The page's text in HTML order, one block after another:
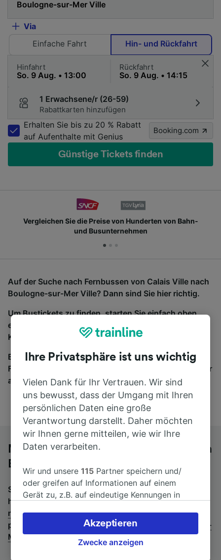
Via
Einfache Fahrt
Hin- und Rückfahrt
Hinfahrt Rückfahrt
1 Erwachsene/r (26-59)
Rabattkarten hinzufügen
Erhalten Sie bis zu 20 % Rabatt
auf Aufenthalte mit Genius
Booking.com
Günstige Tickets finden
Vergleichen Sie die Preise von Hunderten von Bahn-
und Busunternehmen
Auf der Suche nach Fernbussen von Calais Ville nach
Boulogne-sur-Mer Ville? Dann sind Sie hier richtig.
Um Bustickets zu finden, starten Sie einfach oben
eine Suche und wir vergleichen Fahrtzeiten und
Kosten für Bahn- und Busreisen miteinander.
Egal, wohin die Reise geht – starten Sie mit uns.
Finden Sie hier Fahrkarten für Verbindungen von mehr
als 170 Bahn- und Busunternehmen.
Mit dem Fernbus von Calais Ville nach
Boulogne-sur-Mer Ville
Suchen Sie nach einem Rückfahrtticket? Dann bitte
hier entlang:Fernbusse von Boulogne-sur-Mer Ville
nach Calais Ville.Wenn Sie lieber mit dem Zug fahren,
prüfen Sie die
Züge von Calais Ville bis Boulogne-sur-
Mer Ville.
Ihre Privatsphäre ist uns wichtig
Vielen Dank für Ihr Vertrauen. Wir sind
uns bewusst, dass der Umgang mit Ihren
persönlichen Daten eine große
Verantwortung darstellt. Daher möchten
wir Ihnen gerne mitteilen, wie wir Ihre
Daten verarbeiten.
Wir und unsere115 Partner speichern und/
oder greifen auf Informationen auf einem
Gerät zu, z.B. auf eindeutige Kennungen in
verarbeiten. Sie können Ihre Präferenzen
akzeptieren oder verwalten, einschließlich
Ihres Widerspruchsrechts bei berechtigtem
Zwecke anzeigen
Akzeptieren